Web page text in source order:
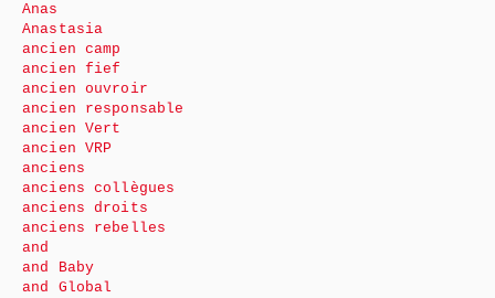
Anas
Anastasia
ancien camp
ancien fief
ancien ouvroir
ancien responsable
ancien Vert
ancien VRP
anciens
anciens collègues
anciens droits
anciens rebelles
and
and Baby
and Global